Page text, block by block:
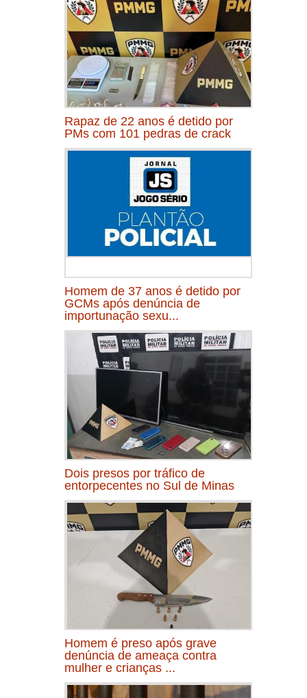
Rapaz de 22 anos é detido por
PMs com 101 pedras de crack
Homem de 37 anos é detido por
GCMs após denúncia de
importunação sexu...
Dois presos por tráfico de
entorpecentes no Sul de Minas
Homem é preso após grave
denúncia de ameaça contra
mulher e crianças ...